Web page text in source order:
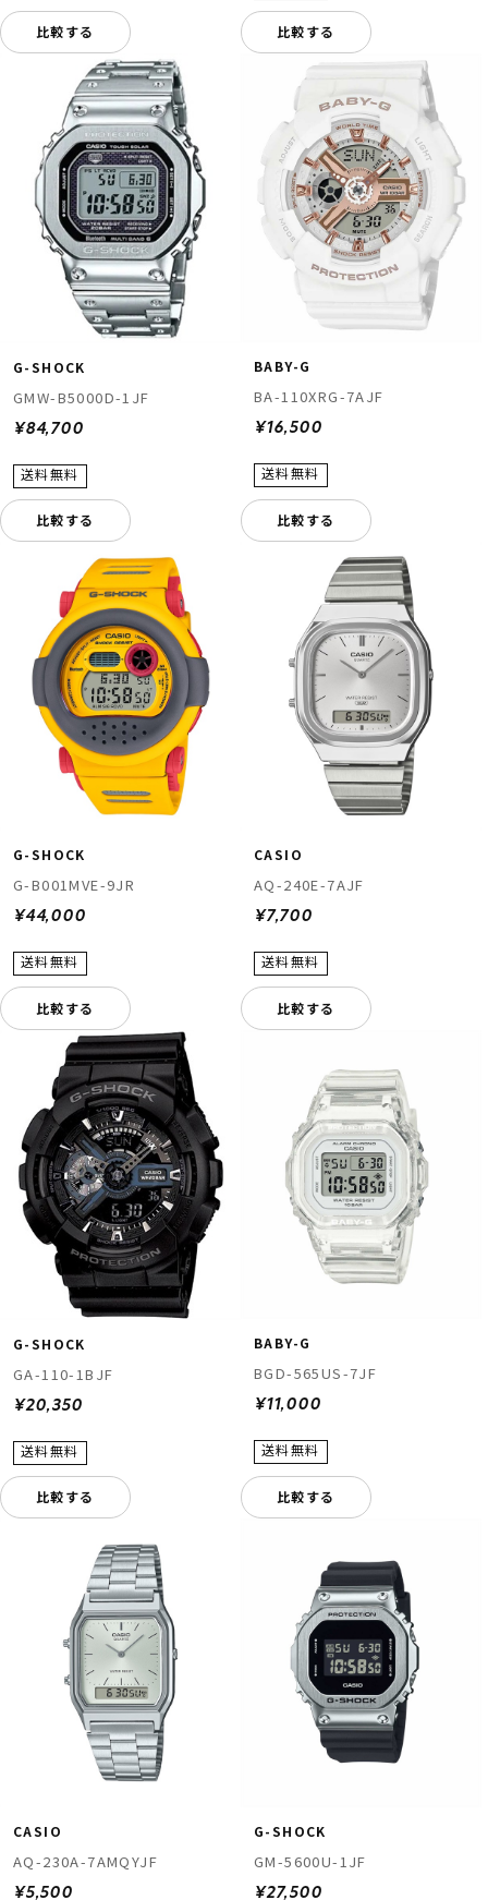
比較する 比較する
G-SHOCK
GMW-B5000D-1JF
¥84,700
比較する
BABY-G
BA-110XRG-7AJF
¥16,500
比較する
G-SHOCK
G-B001MVE-9JR
¥44,000
比較する
CASIO
AQ-240E-7AJF
¥7,700
比較する
G-SHOCK
GA-110-1BJF
¥20,350
比較する
BABY-G
BGD-565US-7JF
¥11,000
比較する
CASIO
AQ-230A-7AMQYJF
¥5,500
G-SHOCK
GM-5600U-1JF
¥27,500